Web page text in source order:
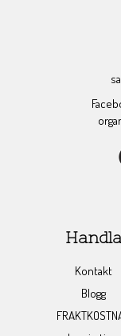
Handla
Kontakt
Blogg